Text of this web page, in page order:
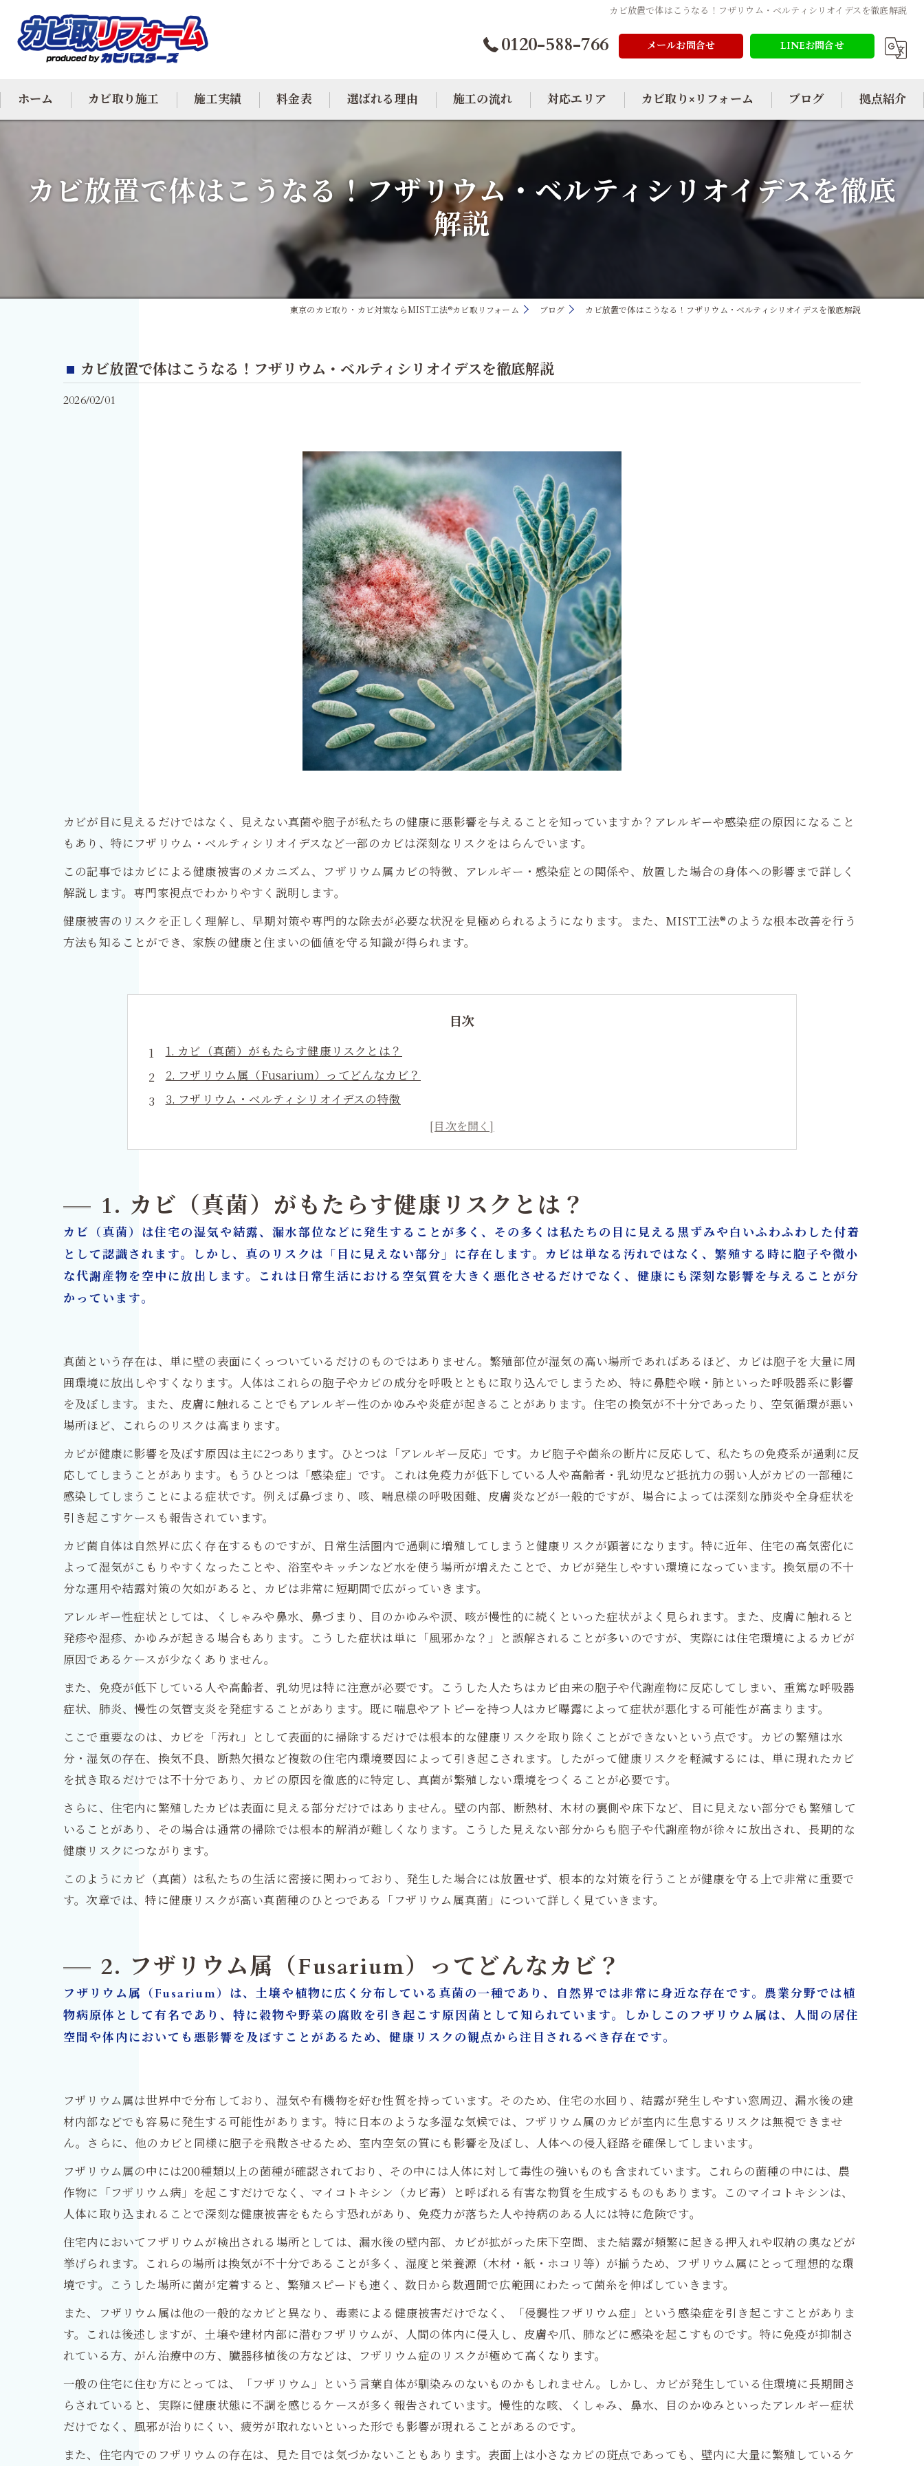
カビ放置で体はこうなる！フザリウム・ベルティシリオイデスを徹底解説
0120-588-766 メールお問合せ LINEお問合せ
ホーム カビ取り施工
カビ除去
施工実績 料金表 選ばれる理由 施工の流れ 対応エリア
大阪のカビ取り
東京のカビ取り
カビ取り×リフォーム ブログ 拠点紹介
カビ放置で体はこうなる！フザリウム・ベルティシリオイデスを徹底
解説
東京のカビ取り・カビ対策ならMIST工法®カビ取リフォーム ブログ カビ放置で体はこうなる！フザリウム・ベルティシリオイデスを徹底解説
カビ放置で体はこうなる！フザリウム・ベルティシリオイデスを徹底解説
2026/02/01
カビが目に見えるだけではなく、見えない真菌や胞子が私たちの健康に悪影響を与えることを知っていますか？アレルギーや感染症の原因になること
もあり、特にフザリウム・ベルティシリオイデスなど一部のカビは深刻なリスクをはらんでいます。
この記事ではカビによる健康被害のメカニズム、フザリウム属カビの特徴、アレルギー・感染症との関係や、放置した場合の身体への影響まで詳しく
解説します。専門家視点でわかりやすく説明します。
健康被害のリスクを正しく理解し、早期対策や専門的な除去が必要な状況を見極められるようになります。また、MIST工法®のような根本改善を行う
方法も知ることができ、家族の健康と住まいの価値を守る知識が得られます。
目次
1. カビ（真菌）がもたらす健康リスクとは？
2. フザリウム属（Fusarium）ってどんなカビ？
3. フザリウム・ベルティシリオイデスの特徴
5. カビ放置が身体に与える長期影響
7. カビ対策の基本：原因を根本から断つには
8. MIST工法®によるカビ除去とは？
9. カビ再発を防ぐリフォーム対策
10. カビ除去＋リフォームで健康的な住環境へ
1. カビ（真菌）がもたらす健康リスクとは？
カビ（真菌）は住宅の湿気や結露、漏水部位などに発生することが多く、その多くは私たちの目に見える黒ずみや白いふわふわした付着
として認識されます。しかし、真のリスクは「目に見えない部分」に存在します。カビは単なる汚れではなく、繁殖する時に胞子や微小
な代謝産物を空中に放出します。これは日常生活における空気質を大きく悪化させるだけでなく、健康にも深刻な影響を与えることが分
かっています。
真菌という存在は、単に壁の表面にくっついているだけのものではありません。繁殖部位が湿気の高い場所であればあるほど、カビは胞子を大量に周
囲環境に放出しやすくなります。人体はこれらの胞子やカビの成分を呼吸とともに取り込んでしまうため、特に鼻腔や喉・肺といった呼吸器系に影響
を及ぼします。また、皮膚に触れることでもアレルギー性のかゆみや炎症が起きることがあります。住宅の換気が不十分であったり、空気循環が悪い
場所ほど、これらのリスクは高まります。
カビが健康に影響を及ぼす原因は主に2つあります。ひとつは「アレルギー反応」です。カビ胞子や菌糸の断片に反応して、私たちの免疫系が過剰に反
応してしまうことがあります。もうひとつは「感染症」です。これは免疫力が低下している人や高齢者・乳幼児など抵抗力の弱い人がカビの一部種に
感染してしまうことによる症状です。例えば鼻づまり、咳、喘息様の呼吸困難、皮膚炎などが一般的ですが、場合によっては深刻な肺炎や全身症状を
引き起こすケースも報告されています。
カビ菌自体は自然界に広く存在するものですが、日常生活圏内で過剰に増殖してしまうと健康リスクが顕著になります。特に近年、住宅の高気密化に
よって湿気がこもりやすくなったことや、浴室やキッチンなど水を使う場所が増えたことで、カビが発生しやすい環境になっています。換気扇の不十
分な運用や結露対策の欠如があると、カビは非常に短期間で広がっていきます。
アレルギー性症状としては、くしゃみや鼻水、鼻づまり、目のかゆみや涙、咳が慢性的に続くといった症状がよく見られます。また、皮膚に触れると
発疹や湿疹、かゆみが起きる場合もあります。こうした症状は単に「風邪かな？」と誤解されることが多いのですが、実際には住宅環境によるカビが
原因であるケースが少なくありません。
また、免疫が低下している人や高齢者、乳幼児は特に注意が必要です。こうした人たちはカビ由来の胞子や代謝産物に反応してしまい、重篤な呼吸器
症状、肺炎、慢性の気管支炎を発症することがあります。既に喘息やアトピーを持つ人はカビ曝露によって症状が悪化する可能性が高まります。
ここで重要なのは、カビを「汚れ」として表面的に掃除するだけでは根本的な健康リスクを取り除くことができないという点です。カビの繁殖は水
分・湿気の存在、換気不良、断熱欠損など複数の住宅内環境要因によって引き起こされます。したがって健康リスクを軽減するには、単に現れたカビ
を拭き取るだけでは不十分であり、カビの原因を徹底的に特定し、真菌が繁殖しない環境をつくることが必要です。
さらに、住宅内に繁殖したカビは表面に見える部分だけではありません。壁の内部、断熱材、木材の裏側や床下など、目に見えない部分でも繁殖して
いることがあり、その場合は通常の掃除では根本的解消が難しくなります。こうした見えない部分からも胞子や代謝産物が徐々に放出され、長期的な
健康リスクにつながります。
このようにカビ（真菌）は私たちの生活に密接に関わっており、発生した場合には放置せず、根本的な対策を行うことが健康を守る上で非常に重要で
す。次章では、特に健康リスクが高い真菌種のひとつである「フザリウム属真菌」について詳しく見ていきます。
2. フザリウム属（Fusarium）ってどんなカビ？
フザリウム属（Fusarium）は、土壌や植物に広く分布している真菌の一種であり、自然界では非常に身近な存在です。農業分野では植
物病原体として有名であり、特に穀物や野菜の腐敗を引き起こす原因菌として知られています。しかしこのフザリウム属は、人間の居住
空間や体内においても悪影響を及ぼすことがあるため、健康リスクの観点から注目されるべき存在です。
フザリウム属は世界中で分布しており、湿気や有機物を好む性質を持っています。そのため、住宅の水回り、結露が発生しやすい窓周辺、漏水後の建
材内部などでも容易に発生する可能性があります。特に日本のような多湿な気候では、フザリウム属のカビが室内に生息するリスクは無視できませ
ん。さらに、他のカビと同様に胞子を飛散させるため、室内空気の質にも影響を及ぼし、人体への侵入経路を確保してしまいます。
フザリウム属の中には200種類以上の菌種が確認されており、その中には人体に対して毒性の強いものも含まれています。これらの菌種の中には、農
作物に「フザリウム病」を起こすだけでなく、マイコトキシン（カビ毒）と呼ばれる有害な物質を生成するものもあります。このマイコトキシンは、
人体に取り込まれることで深刻な健康被害をもたらす恐れがあり、免疫力が落ちた人や持病のある人には特に危険です。
住宅内においてフザリウムが検出される場所としては、漏水後の壁内部、カビが拡がった床下空間、また結露が頻繁に起きる押入れや収納の奥などが
挙げられます。これらの場所は換気が不十分であることが多く、湿度と栄養源（木材・紙・ホコリ等）が揃うため、フザリウム属にとって理想的な環
境です。こうした場所に菌が定着すると、繁殖スピードも速く、数日から数週間で広範囲にわたって菌糸を伸ばしていきます。
また、フザリウム属は他の一般的なカビと異なり、毒素による健康被害だけでなく、「侵襲性フザリウム症」という感染症を引き起こすことがありま
す。これは後述しますが、土壌や建材内部に潜むフザリウムが、人間の体内に侵入し、皮膚や爪、肺などに感染を起こすものです。特に免疫が抑制さ
れている方、がん治療中の方、臓器移植後の方などは、フザリウム症のリスクが極めて高くなります。
一般の住宅に住む方にとっては、「フザリウム」という言葉自体が馴染みのないものかもしれません。しかし、カビが発生している住環境に長期間さ
らされていると、実際に健康状態に不調を感じるケースが多く報告されています。慢性的な咳、くしゃみ、鼻水、目のかゆみといったアレルギー症状
だけでなく、風邪が治りにくい、疲労が取れないといった形でも影響が現れることがあるのです。
また、住宅内でのフザリウムの存在は、見た目では気づかないこともあります。表面上は小さなカビの斑点であっても、壁内に大量に繁殖しているケ